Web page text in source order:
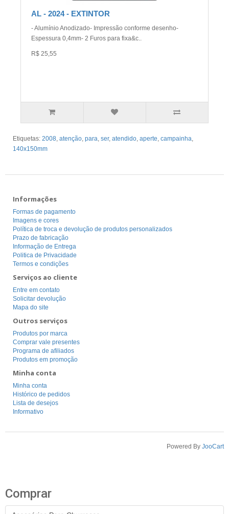
AL - 2024 - EXTINTOR
- Alumínio Anodizado- Impressão conforme desenho-
Espessura 0,4mm- 2 Furos para fixa&c..
R$ 25,55
Etiquetas: 2008, atenção, para, ser, atendido, aperte, campainha,
140x150mm
Informações
Formas de pagamento
Imagens e cores
Política de troca e devolução de produtos personalizados
Prazo de fabricação
Informação de Entrega
Politica de Privacidade
Termos e condições
Serviços ao cliente
Entre em contato
Solicitar devolução
Mapa do site
Outros serviços
Produtos por marca
Comprar vale presentes
Programa de afiliados
Produtos em promoção
Minha conta
Minha conta
Histórico de pedidos
Lista de desejos
Informativo
Powered By JooCart
Comprar